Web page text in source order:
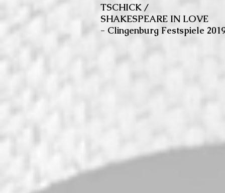
TSCHICK /
SHAKESPEARE IN LOVE
- Clingenburg Festspiele